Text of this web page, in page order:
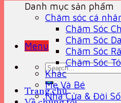
Menu
Search
for:
Trang chủ
Danh mục sản phẩm
Chăm sóc cá
Chăm Sóc
Chăm Sóc Da
Chăm Sóc
Chăm Sóc
Khác
Mẹ Và Bé
Nhà Cửa & Đời